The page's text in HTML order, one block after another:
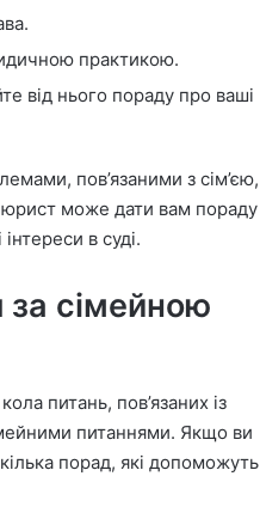
практикою.
від нього пораду про ваші
пов’язаними з сім’єю,
може дати вам пораду
в суді.
за сімейною
питань, пов’язаних із
питаннями. Якщо ви
порад, які допоможуть